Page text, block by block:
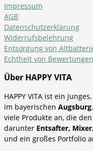
Impressum
AGB
Datenschutzerklärung
Widerrufsbelehrung
Entsorgung von
Echtheit von Bewertungen
Über HAPPY VITA
HAPPY VITA ist ein
im bayerischen Augsburg
viele Produkte an, die den
darunter Entsafter,
und ein großes Portfolio